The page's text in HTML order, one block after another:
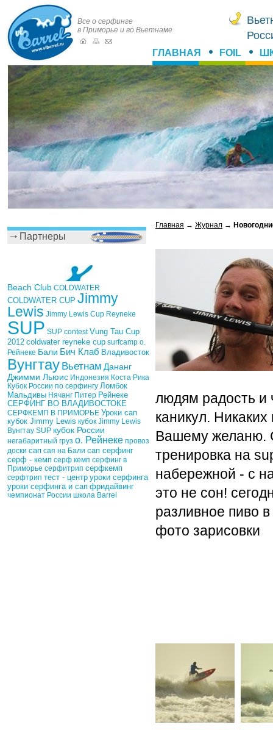
Все о серфинге
в Приморье и во Вьетнаме
ГЛАВНАЯ FOIL
Партнеры
Beach Club COLDWATER
COLDWATER CUP Jimmy
Lewis Jimmy Lewis Cup Reyneke
SUP SUP contest Vung Tau Cup
2012 coldwater reyneke cup surfcamp о.
Рейнеке Бали Бич Клаб Владивосток
Вунгтау Вьетнам Дананг
Джимми Льюис Индонезия Коста Рика
Кубок России по серфингу Ломбок
Мальдивы Нячанг Питер Рейнеке
СЕРФИНГ ВО ВЛАДИВОСТОКЕ
СЕРФКЕМП В ПРИМОРЬЕ Уроки сап
кубок Jimmy Lewis кубок Jimmy Lewis
Вунгтау SUP кубок России
негабаритный груз о. Рейнеке провоз
доски сап сап на Бали сап серфинг
серф - кемп серф кемп серфинг в
Приморье серфитрип серфкемп
серфтрип тест - центр уроки серфинга
уроки серфинга и сап фридайвинг
чемпионат России школа Barrel
Главная → Журнал →
людям радость и
каникул. Никаких
Вашему желаню.
тренировка на
набережной - с
это не сон!
разливное пиво
фото зарисовки